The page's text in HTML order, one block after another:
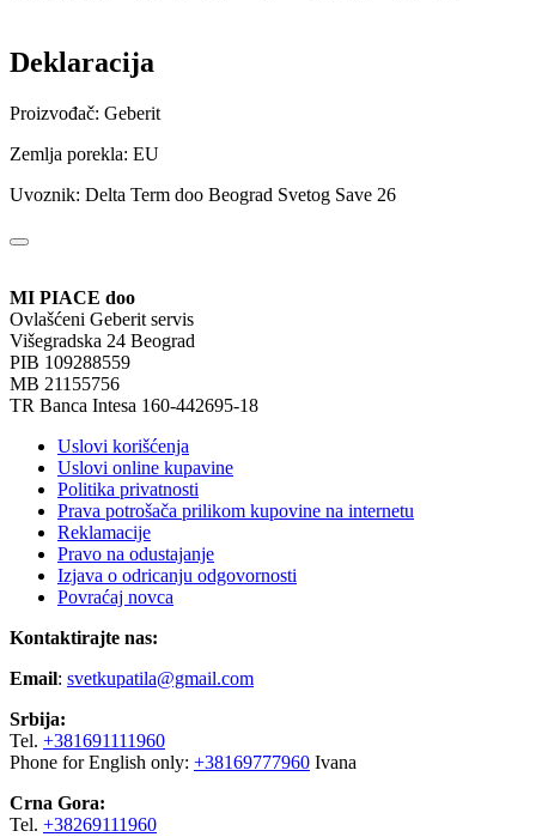
Deklaracija
Proizvođač: Geberit
Zemlja porekla: EU
Uvoznik: Delta Term doo Beograd Svetog Save 26
MI PIACE doo
Ovlašćeni Geberit servis
Višegradska 24 Beograd
PIB 109288559
MB 21155756
TR Banca Intesa 160-442695-18
Uslovi korišćenja
Uslovi online kupavine
Politika privatnosti
Prava potrošača prilikom kupovine na internetu
Reklamacije
Pravo na odustajanje
Izjava o odricanju odgovornosti
Povraćaj novca
Kontaktirajte nas:
Email: svetkupatila@gmail.com
Srbija:
Tel. +381691111960
Phone for English only: +38169777960 Ivana
Crna Gora:
Tel. +38269111960